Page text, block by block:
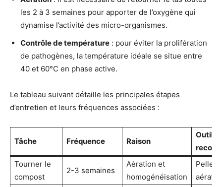
les 2 à 3 semaines pour apporter de l’oxygène qui
dynamise l’activité des micro-organismes.
Contrôle de température : pour éviter la prolifération
de pathogènes, la température idéale se situe entre
40 et 60°C en phase active.
Le tableau suivant détaille les principales étapes
d’entretien et leurs fréquences associées :
Tâche Fréquence Raison
Outils
Tourner le
compost
2-3 semaines
Aération et
homogénéisation
Pelle,